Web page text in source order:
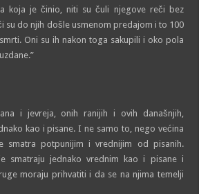
koja je činio, niti su čuli njegove reči bez
su do njih došle usmenom predajom i to 100
Oni su ih nakon toga sakupili i oko pola
i jevreja, onih ranijih i ovih današnjih,
kao i pisane. I ne samo to, nego većina
smatra potpunijim i vrednijim od pisanih.
smatraju jednako vrednim kao i pisane i
moraju prihvatiti i da se na njima temelji